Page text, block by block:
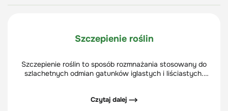
Szczepienie roślin
Szczepienie roślin to sposób rozmnażania stosowany do
szlachetnych odmian gatunków iglastych i liściastych.
Czytaj dalej ⟶